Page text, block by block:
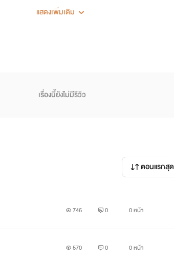
แสดงเพิ่มเติม
เรื่องนี้ยังไม่มีรีวิว
ตอนแรกสุด
746 0 0 หน้า
570 0 0 หน้า